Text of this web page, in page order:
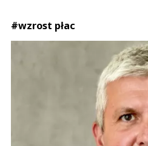
#wzrost płac